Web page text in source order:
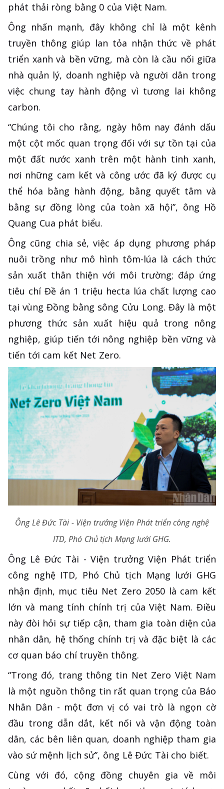
phát thải ròng bằng 0 của Việt Nam.
Ông nhấn mạnh, đây không chỉ là một kênh
truyền thông giúp lan tỏa nhận thức về phát
triển xanh và bền vững, mà còn là cầu nối giữa
nhà quản lý, doanh nghiệp và người dân trong
việc chung tay hành động vì tương lai không
carbon.
“Chúng tôi cho rằng, ngày hôm nay đánh dấu
một cột mốc quan trọng đối với sự tồn tại của
một đất nước xanh trên một hành tinh xanh,
nơi những cam kết và công ước đã ký được cụ
thể hóa bằng hành động, bằng quyết tâm và
bằng sự đồng lòng của toàn xã hội”, ông Hồ
Quang Cua phát biểu.
Ông cũng chia sẻ, việc áp dụng phương pháp
nuôi trồng như mô hình tôm-lúa là cách thức
sản xuất thân thiện với môi trường; đáp ứng
tiêu chí Đề án 1 triệu hecta lúa chất lượng cao
tại vùng Đồng bằng sông Cửu Long. Đây là một
phương thức sản xuất hiệu quả trong nông
nghiệp, giúp tiến tới nông nghiệp bền vững và
tiến tới cam kết Net Zero.
Ông Lê Đức Tài - Viện trưởng Viện Phát triển công nghệ
ITD, Phó Chủ tịch Mạng lưới GHG.
Ông Lê Đức Tài - Viện trưởng Viện Phát triển
công nghệ ITD, Phó Chủ tịch Mạng lưới GHG
nhận định, mục tiêu Net Zero 2050 là cam kết
lớn và mang tính chính trị của Việt Nam. Điều
này đòi hỏi sự tiếp cận, tham gia toàn diện của
nhân dân, hệ thống chính trị và đặc biệt là các
cơ quan báo chí truyền thông.
“Trong đó, trang thông tin Net Zero Việt Nam
là một nguồn thông tin rất quan trọng của Báo
Nhân Dân - một đơn vị có vai trò là ngọn cờ
đầu trong dẫn dắt, kết nối và vận động toàn
dân, các bên liên quan, doanh nghiệp tham gia
vào sứ mệnh lịch sử”, ông Lê Đức Tài cho biết.
Cùng với đó, cộng đồng chuyên gia về môi